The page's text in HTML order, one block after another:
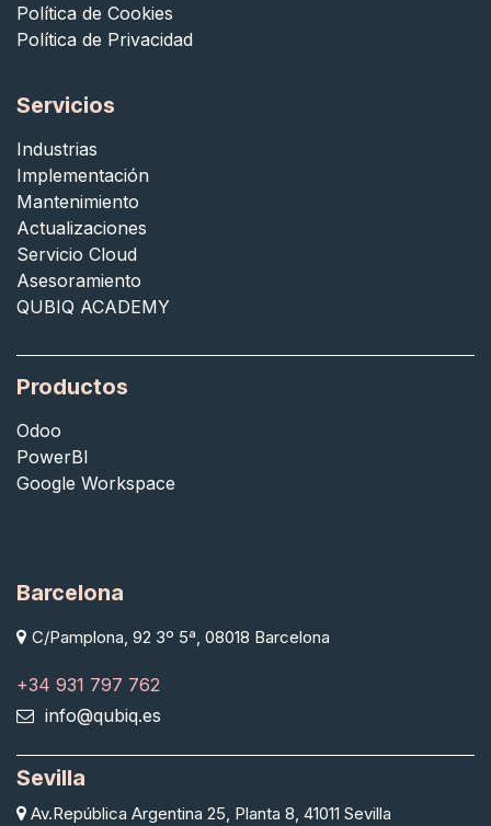
Servicios
Industrias
Implementación
Mantenimiento
Actualizaciones
Servicio Cloud
Asesoramiento
QUBIQ ACADEMY
Productos
Odoo
PowerBI
Google Workspace
Barcelona
C/Pamplona, 92 3º 5ª, 08018 Barcelona
+34 931 797 762
info@qubiq.es
Sevilla
Av.República Argentina 25, Planta 8, 41011 Sevilla
Política de Cookies
Política de Privacidad